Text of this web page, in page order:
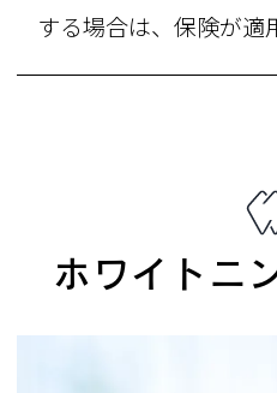
する場合は、保険が適
ホワイトニ